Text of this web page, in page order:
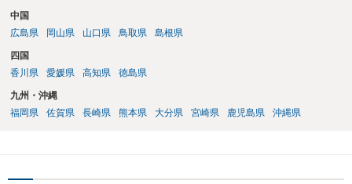
中国
広島県
岡山県 山口県 鳥取県 島根県
四国
香川県
愛媛県 高知県 徳島県
九州・沖縄
福岡県
佐賀県 長崎県 熊本県 大分県 宮崎県 鹿児島県 沖縄県